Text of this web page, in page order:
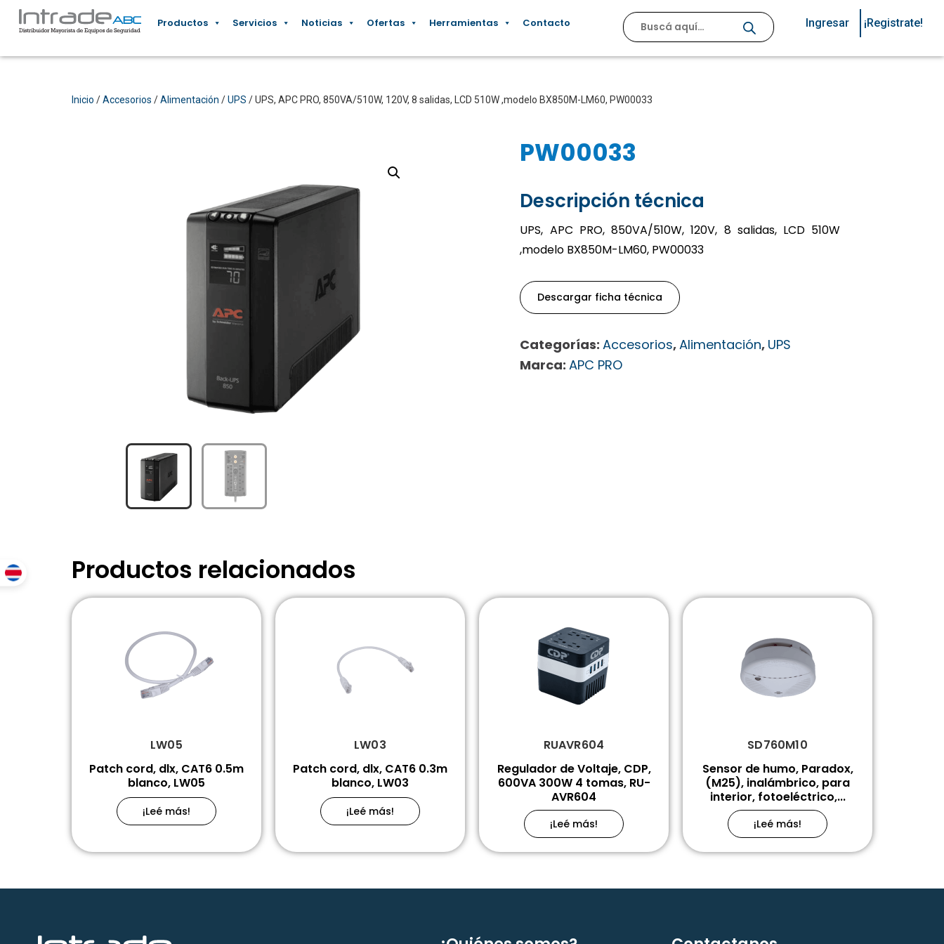
Productos Servicios Noticias Ofertas Herramientas Contacto Ingresar ¡Registrate!
Inicio /Accesorios /Alimentación /UPS / UPS, APC PRO, 850VA/510W, 120V, 8 salidas, LCD 510W ,modelo BX850M-LM60, PW00033
PW00033
Descripción técnica
UPS, APC PRO, 850VA/510W, 120V, 8 salidas, LCD 510W
,modelo BX850M-LM60, PW00033
Descargar ficha técnica
Categorías: Accesorios,Alimentación, UPS
Marca:APC PRO
Productos relacionados
LW05
Patch cord, dlx, CAT6 0.5m
blanco, LW05
¡Leé más!
LW03
Patch cord, dlx, CAT6 0.3m
blanco, LW03
¡Leé más!
RUAVR604
Regulador de Voltaje, CDP,
600VA 300W 4 tomas, RU-
AVR604
¡Leé más!
SD760M10
Sensor de humo, Paradox,
(M25), inalámbrico, para
interior, fotoeléctrico,...
¡Leé más!